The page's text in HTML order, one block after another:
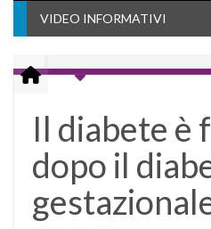
VIDEO INFORMATIVI
Il diabete è
dopo il